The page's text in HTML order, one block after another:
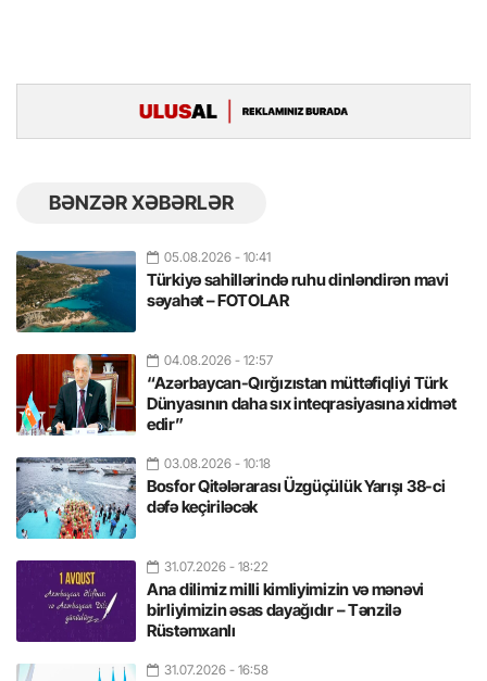
BƏNZƏR XƏBƏRLƏR
05.08.2026 - 10:41
Türkiyə sahillərində ruhu dinləndirən mavi
səyahət – FOTOLAR
04.08.2026 - 12:57
“Azərbaycan-Qırğızıstan müttəfiqliyi Türk
Dünyasının daha sıx inteqrasiyasına xidmət
edir”
03.08.2026 - 10:18
Bosfor Qitələrarası Üzgüçülük Yarışı 38-ci
dəfə keçiriləcək
31.07.2026 - 18:22
Ana dilimiz milli kimliyimizin və mənəvi
birliyimizin əsas dayağıdır – Tənzilə
Rüstəmxanlı
31.07.2026 - 16:58